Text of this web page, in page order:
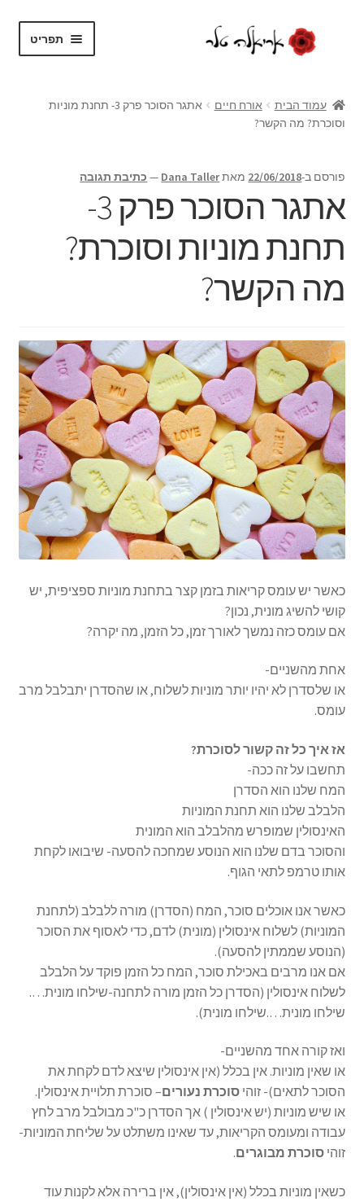
תפריט
על עצמי
חנות
שירותים
צור קשר
עמוד הבית אורח חיים
אתגר הסוכר פרק 3- תחנת מוניות
וסוכרת? מה הקשר?
פורסם ב-22/06/2018 מאתDana Taller
— כתיבת תגובה
אתגר הסוכר פרק 3-
תחנת מוניות וסוכרת?
מה הקשר?
כאשר יש עומס קריאות בזמן קצר בתחנת מוניות ספציפית, יש
קושי להשיג מונית, נכון?
אם עומס כזה נמשך לאורך זמן, כל הזמן, מה יקרה?
אחת מהשניים-
או שלסדרן לא יהיו יותר מוניות לשלוח, או שהסדרן יתבלבל מרב
עומס.
אז איך כל זה קשור לסוכרת?
תחשבו על זה ככה-
המח שלנו הוא הסדרן
הלבלב שלנו הוא תחנת המוניות
האינסולין שמופרש מהלבלב הוא המונית
והסוכר בדם שלנו הוא הנוסע שמחכה להסעה- שיבואו לקחת
אותו טרמפ לתאי הגוף.
כאשר אנו אוכלים סוכר, המח (הסדרן) מורה ללבלב (לתחנת
המוניות) לשלוח אינסולין (מונית) לדם, כדי לאסוף את הסוכר
(הנוסע שממתין להסעה).
אם אנו מרבים באכילת סוכר, המח כל הזמן פוקד על הלבלב
לשלוח אינסולין (הסדרן כל הזמן מורה לתחנה-שילחו מונית….
שילחו מונית….שילחו מונית).
ואז קורה אחד מהשניים-
או שאין מוניות. אין בכלל (אין אינסולין שיצא לדם לקחת את
הסוכר לתאים)- זוהי סוכרת נעורים– סוכרת תלויית אינסולין.
או שיש מוניות (יש אינסולין ) אך הסדרן כ"כ מבולבל מרב לחץ
עבודה ומעומס הקריאות, עד שאינו משתלט על שליחת המוניות-
זוהי סוכרת מבוגרים.
כשאין מוניות בכלל (אין אינסולין), אין ברירה אלא לקנות עוד